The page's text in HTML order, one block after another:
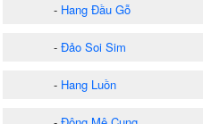
- Hang Đầu Gỗ
- Đảo Soi Sim
- Hang Luồn